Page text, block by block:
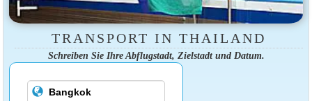
TRANSPORT IN THAILAND
Schreiben Sie Ihre Abflugstadt, Zielstadt und Datum.